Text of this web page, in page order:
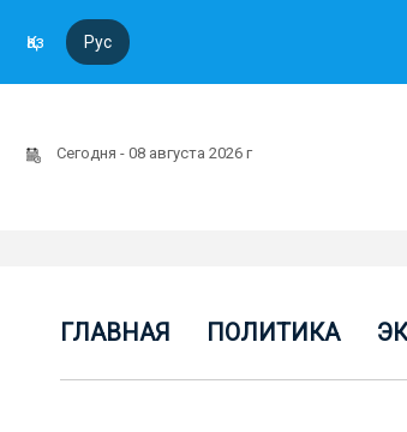
Қаз Рус
Сегодня - 08 августа 2026 г
ГЛАВНАЯ ПОЛИТИКА